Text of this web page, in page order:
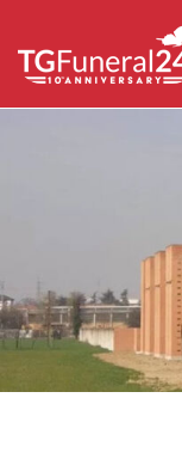
content